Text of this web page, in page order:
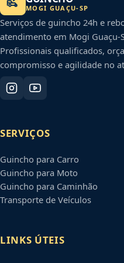
MOGI GUAÇU-SP
Serviços de guincho 24h e
atendimento em Mogi Guaçu-
Profissionais qualificados,
compromisso e agilidade no
SERVIÇOS
Guincho para Carro
Guincho para Moto
Guincho para Caminhão
Transporte de Veículos
LINKS ÚTEIS